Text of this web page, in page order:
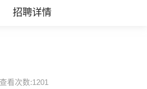
招聘详情
看次数:1201